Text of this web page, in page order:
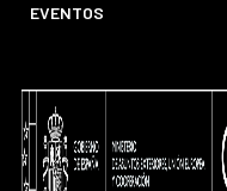
EVENTOS